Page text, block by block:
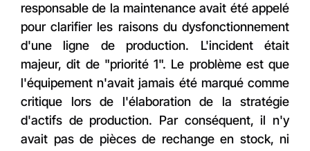
responsable de la maintenance avait été appelé
pour clarifier les raisons du dysfonctionnement
d'une ligne de production. L'incident était
majeur, dit de "priorité 1". Le problème est que
l'équipement n'avait jamais été marqué comme
critique lors de l'élaboration de la stratégie
d'actifs de production. Par conséquent, il n'y
avait pas de pièces de rechange en stock, ni